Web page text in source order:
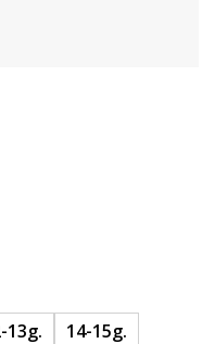
13g. 14-15g.